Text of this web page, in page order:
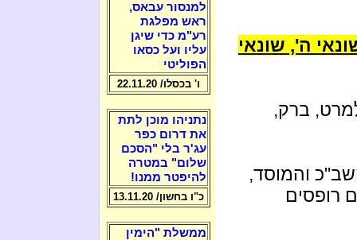
שונאי ה', שונאי
ברק,
והמוסד,
רופסים
למנסור עבאס,
ראש מפלגת
רע"מ כדי שיגן
עליו ועל כסאו
הפוליטי
ו' בכסלו/ 22.11.20
נתניהו מוכן לתת
את דרום כפר
עג'ר בלי "הסכם
שלום" במטרה
להיפטר ממנו!
כ"ו בחשון/ 13.11.20
ממשלת "הימין